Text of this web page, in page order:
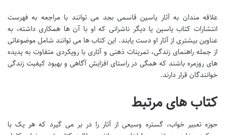
علاقه مندان به آثار یاسین قاسمی بجد می توانند با مراجعه به فهرست
انتشارات کتاب یاسین یا دیگر ناشرانی که او با آن ها همکاری داشته، به
عناوین بیشتری از آثار او دست یابند. این کتاب ها می توانند شامل موضوعاتی
از جمله راهنمای زندگی، تمرینات ذهنی و آثاری با رویکردی متفاوت به پدیده
های روزمره باشند که همگی در راستای افزایش آگاهی و بهبود کیفیت زندگی
خوانندگان قرار دارند.
کتاب های مرتبط
حوزه تعبیر خواب، گستره وسیعی از آثار را در بر می گیرد که هر یک با